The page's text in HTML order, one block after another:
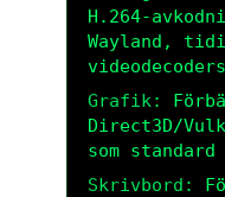
H.264-
Wayland,
Grafik:
Direct3D/
som standard
Skrivbord: